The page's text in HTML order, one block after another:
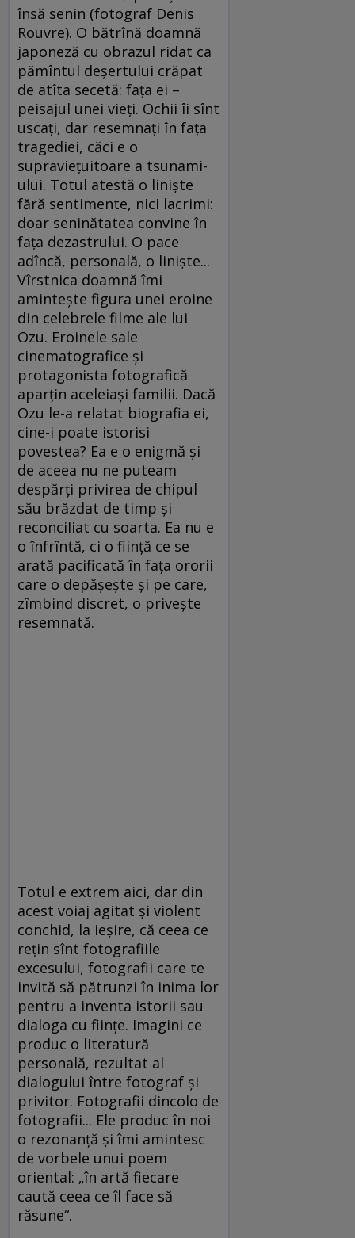
însă senin (fotograf Denis
Rouvre). O bătrînă doamnă
japoneză cu obrazul ridat ca
pămîntul deşertului crăpat
de atîta secetă: faţa ei –
peisajul unei vieţi. Ochii îi sînt
uscaţi, dar resemnaţi în faţa
tragediei, căci e o
supravieţuitoare a tsunami-
ului. Totul atestă o linişte
fără sentimente, nici lacrimi:
doar seninătatea convine în
faţa dezastrului. O pace
adîncă, personală, o linişte...
Vîrstnica doamnă îmi
aminteşte figura unei eroine
din celebrele filme ale lui
Ozu. Eroinele sale
cinematografice şi
protagonista fotografică
aparţin aceleiaşi familii. Dacă
Ozu le-a relatat biografia ei,
cine-i poate istorisi
povestea? Ea e o enigmă şi
de aceea nu ne puteam
despărţi privirea de chipul
său brăzdat de timp şi
reconciliat cu soarta. Ea nu e
o înfrîntă, ci o fiinţă ce se
arată pacificată în faţa ororii
care o depăşeşte şi pe care,
zîmbind discret, o priveşte
resemnată.
Totul e extrem aici, dar din
acest voiaj agitat şi violent
conchid, la ieşire, că ceea ce
reţin sînt fotografiile
excesului, fotografii care te
invită să pătrunzi în inima lor
pentru a inventa istorii sau
dialoga cu fiinţe. Imagini ce
produc o literatură
personală, rezultat al
dialogului între fotograf şi
privitor. Fotografii dincolo de
fotografii... Ele produc în noi
o rezonanţă şi îmi amintesc
de vorbele unui poem
oriental: „în artă fiecare
caută ceea ce îl face să
răsune“.